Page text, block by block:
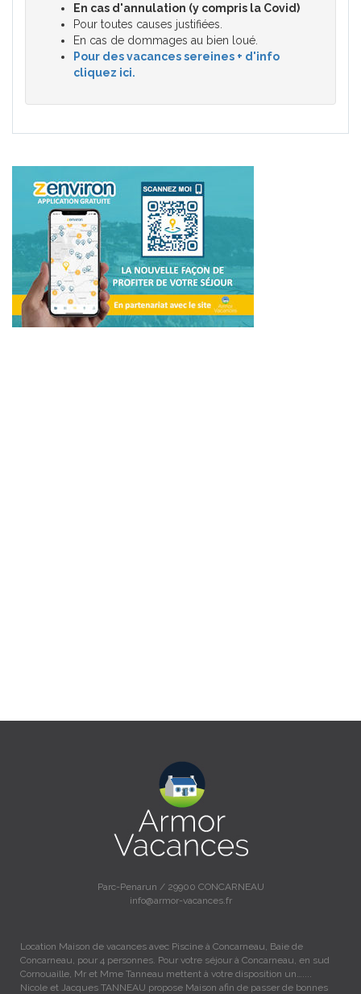
En cas d'annulation (y compris la Covid)
Pour toutes causes justifiées.
En cas de dommages au bien loué.
Pour des vacances sereines + d'info
cliquez ici.
Parc-Penarun / 29900 CONCARNEAU
info@armor-vacances.fr
Location Maison de vacances avec Piscine à Concarneau, Baie de
Concarneau, pour 4 personnes. Pour votre séjour à Concarneau, en sud
Cornouaille, Mr et Mme Tanneau mettent à votre disposition un…....
Nicole et Jacques TANNEAU propose Maison afin de passer de bonnes